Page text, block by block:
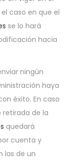
caso en que el
se lo hará
hacia
ningún
haya
éxito. En caso
retirada de la
quedará
cuenta y
las de un